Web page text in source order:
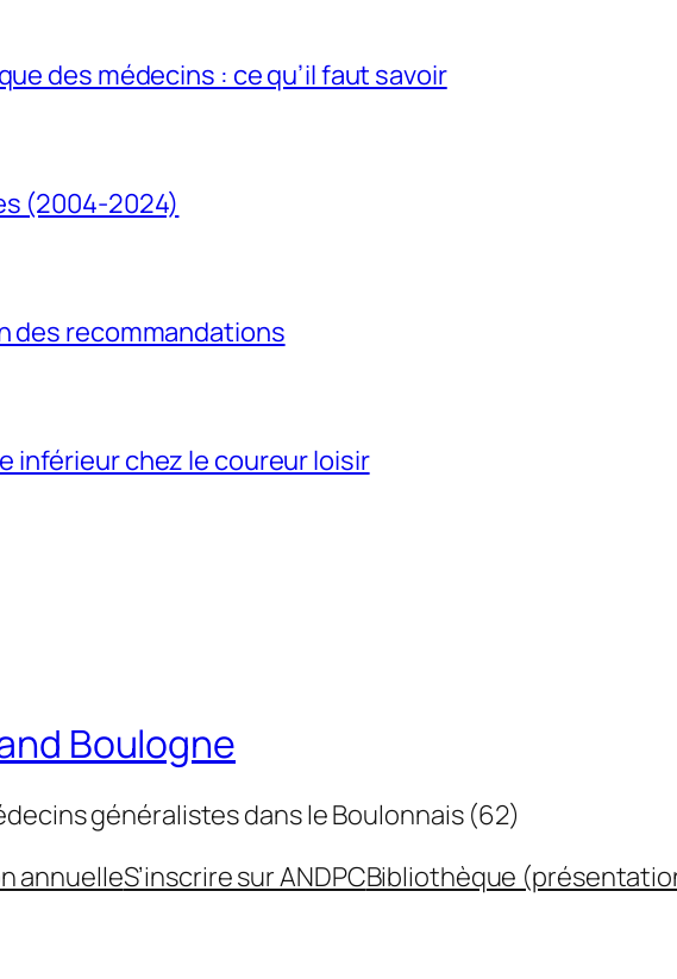
des médecins : ce qu’il faut savoir
(2004-2024)
des recommandations
inférieur chez le coureur loisir
Boulogne
généralistes dans le Boulonnais (62)
annuelleS’inscrire sur ANDPCBibliothèque